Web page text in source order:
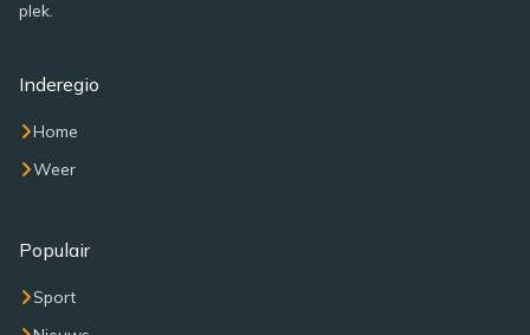
plek.
Inderegio
Home
Weer
Populair
Sport